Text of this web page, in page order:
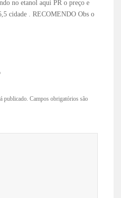
no etanol aqui PR o preço e
cidade . RECOMENDO Obs o
publicado. Campos obrigatórios são